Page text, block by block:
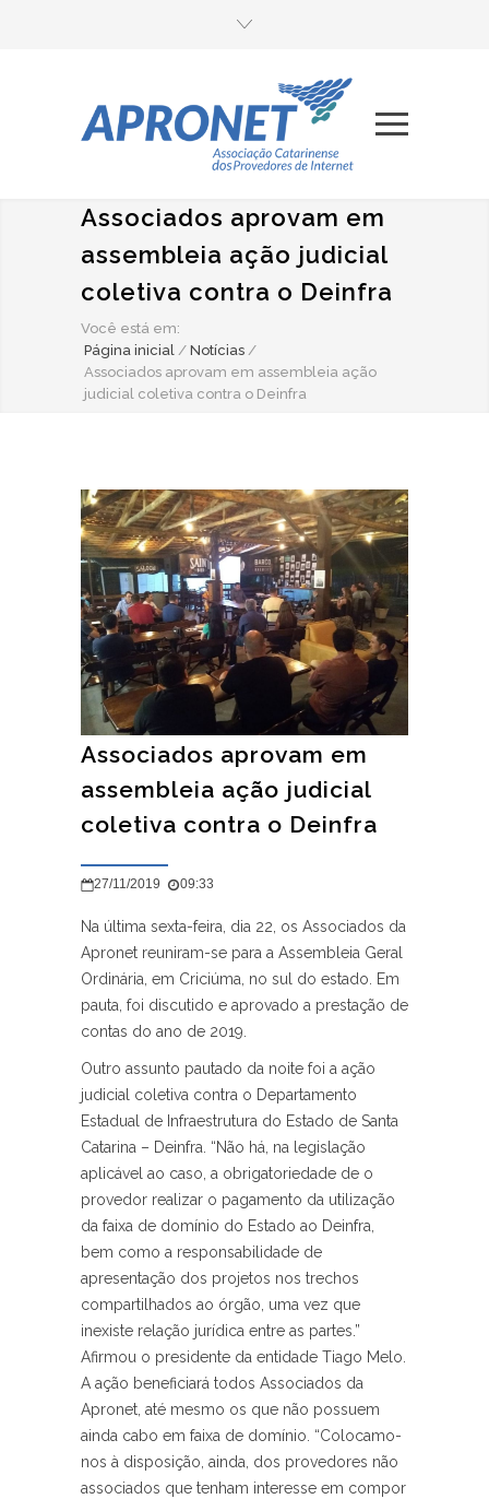
Associados aprovam em
assembleia ação judicial
coletiva contra o Deinfra
Você está em:
Página inicial / Notícias /
Associados aprovam em assembleia ação
judicial coletiva contra o Deinfra
Associados aprovam em
assembleia ação judicial
coletiva contra o Deinfra
27/11/2019 09:33
Na última sexta-feira, dia 22, os Associados da
Apronet reuniram-se para a Assembleia Geral
Ordinária, em Criciúma, no sul do estado. Em
pauta, foi discutido e aprovado a prestação de
contas do ano de 2019.
Outro assunto pautado da noite foi a ação
judicial coletiva contra o Departamento
Estadual de Infraestrutura do Estado de Santa
Catarina – Deinfra. “Não há, na legislação
aplicável ao caso, a obrigatoriedade de o
provedor realizar o pagamento da utilização
da faixa de domínio do Estado ao Deinfra,
bem como a responsabilidade de
apresentação dos projetos nos trechos
compartilhados ao órgão, uma vez que
inexiste relação jurídica entre as partes.”
Afirmou o presidente da entidade Tiago Melo.
A ação beneficiará todos Associados da
Apronet, até mesmo os que não possuem
ainda cabo em faixa de domínio. “Colocamo-
nos à disposição, ainda, dos provedores não
associados que tenham interesse em compor